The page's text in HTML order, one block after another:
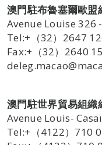
澳門駐布魯塞爾歐盟
Avenue Louise 326
Tel:+（32）2647
Fax:+（32）2640
澳門駐世界貿易組織
Avenue Louis-
Tel:+（4122）710